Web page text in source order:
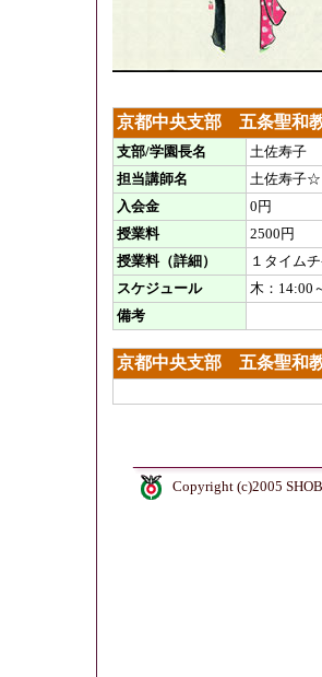
京都中央支部 五条聖和
支部/学園長名
土佐寿子
担当講師名
土佐寿子☆
入会金
0円
授業料
2500円
授業料（詳細）
１タイム
スケジュール
木：14:00
備考
京都中央支部 五条聖和
Copyright (c)2005